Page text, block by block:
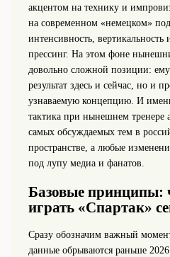
акцентом на технику и
на современном «немецком»
интенсивность,
прессинг. На этом фоне
довольно сложной позиции:
результат здесь и сейчас, но и
узнаваемую концепцию. И
тактика при нынешнем тренере
самых обсуждаемых тем в
пространстве, а любые
под лупу медиа и фанатов.
Базовые принципы:
играть «Спартак»
Сразу обозначим важный
данные обрываются раньше 2026